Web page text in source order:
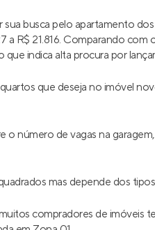
sua busca pelo apartamento
a R$ 21.816. Comparando
indica alta procura por
que deseja no imóvel
o número de vagas na
mas depende dos
compradores de imóveis